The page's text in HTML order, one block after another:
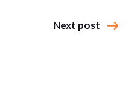
Next post